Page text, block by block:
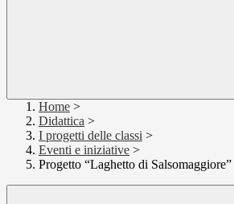
Home >
Didattica >
I progetti delle classi >
Eventi e iniziative >
Progetto “Laghetto di Salsomaggiore”